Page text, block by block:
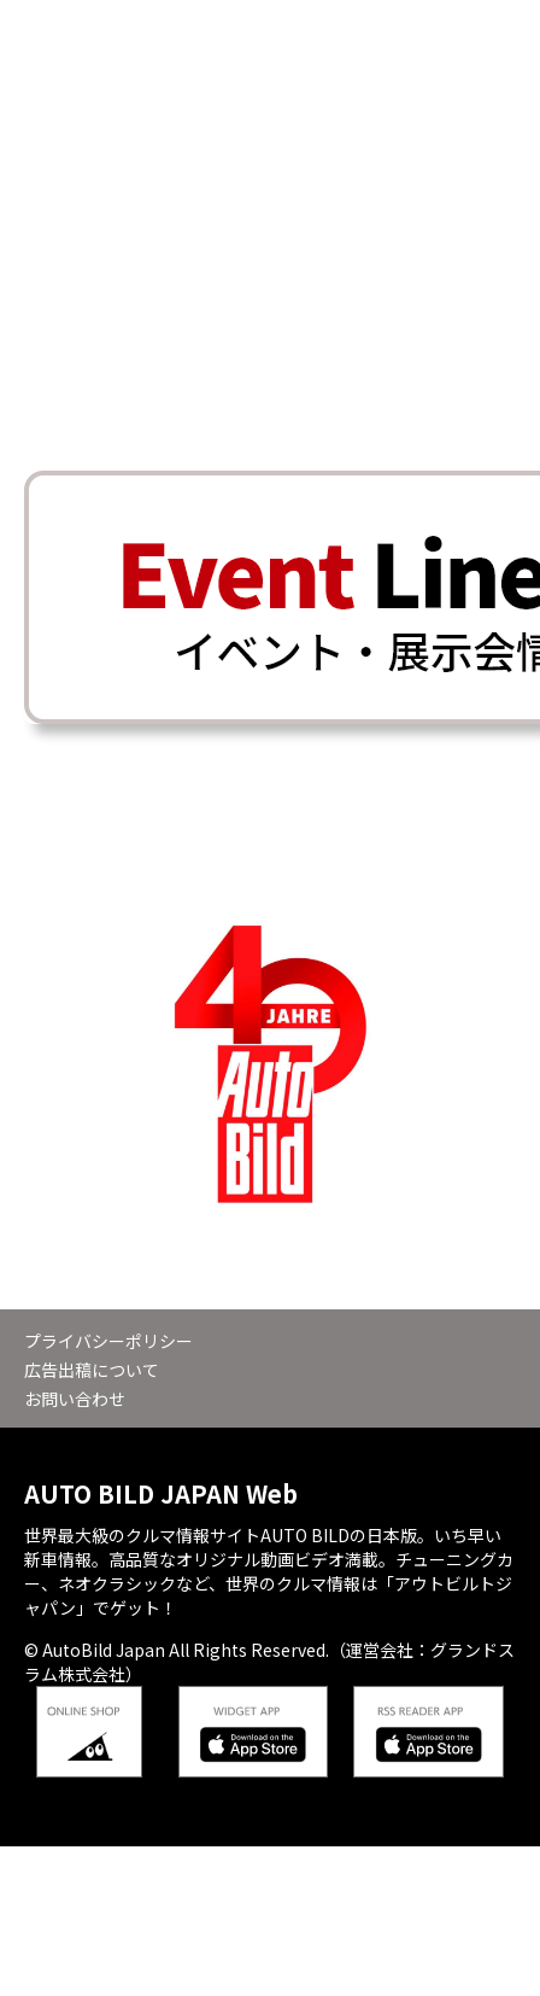
プライバシーポリシー
広告出稿について
お問い合わせ
AUTO BILD JAPAN Web
世界最大級のクルマ情報サイトAUTO BILDの日本版。いち早い
新車情報。高品質なオリジナル動画ビデオ満載。チューニングカ
ー、ネオクラシックなど、世界のクルマ情報は「アウトビルトジ
ャパン」でゲット！
© AutoBild Japan All Rights Reserved.（運営会社：グランドス
ラム株式会社）